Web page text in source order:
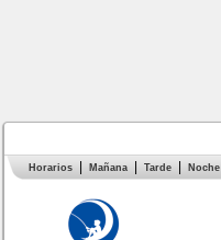
Horarios Mañana Tarde Noche